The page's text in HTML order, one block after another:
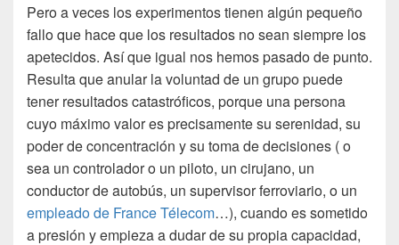
Pero a veces los experimentos tienen algún pequeño
fallo que hace que los resultados no sean siempre los
apetecidos. Así que igual nos hemos pasado de punto.
Resulta que anular la voluntad de un grupo puede
tener resultados catastróficos, porque una persona
cuyo máximo valor es precisamente su serenidad, su
poder de concentración y su toma de decisiones ( o
sea un controlador o un piloto, un cirujano, un
conductor de autobús, un supervisor ferroviario, o un
empleado de France Télecom…), cuando es sometido
a presión y empieza a dudar de su propia capacidad,